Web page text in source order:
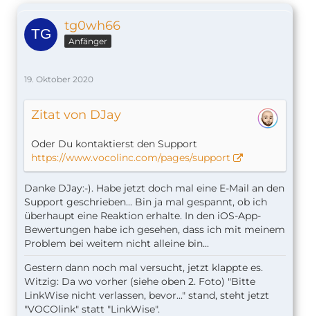
tg0wh66
Anfänger
19. Oktober 2020
Zitat von DJay
Oder Du kontaktierst den Support
https://www.vocolinc.com/pages/support
Danke DJay:-). Habe jetzt doch mal eine E-Mail an den
Support geschrieben... Bin ja mal gespannt, ob ich
überhaupt eine Reaktion erhalte. In den iOS-App-
Bewertungen habe ich gesehen, dass ich mit meinem
Problem bei weitem nicht alleine bin...
Gestern dann noch mal versucht, jetzt klappte es.
Witzig: Da wo vorher (siehe oben 2. Foto) "Bitte
LinkWise nicht verlassen, bevor..." stand, steht jetzt
"VOCOlink" statt "LinkWise".